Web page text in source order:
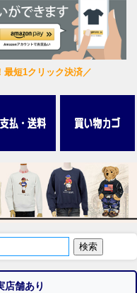
最短1クリック決済／
店舗あり